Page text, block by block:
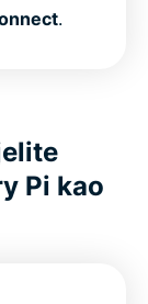
.
Pi kao